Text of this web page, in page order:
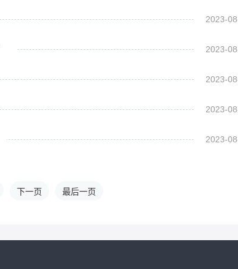
2023-
2023-
2023-
2023-
2023-
下一页 最后一页